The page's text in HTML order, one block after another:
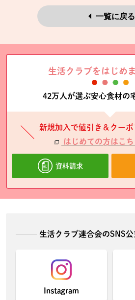
一覧に戻る
生活クラブをはじめ
42万人が選ぶ安心食材の
新規加入で値引き＆クーポ
はじめての方はこち
資料請求
生活クラブ連合会のSNS公
Instagram